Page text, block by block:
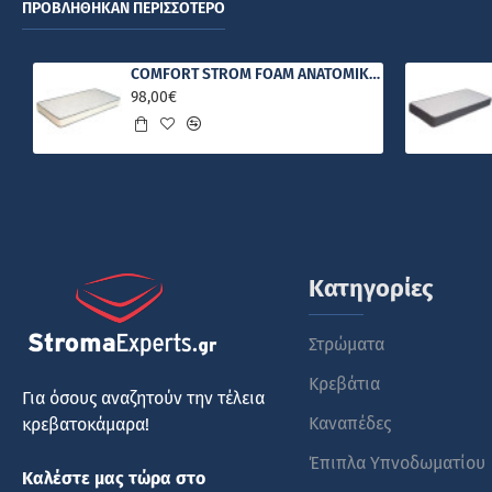
ΠΡΟΒΛΉΘΗΚΑΝ ΠΕΡΙΣΣΌΤΕΡΟ
COMFORT STROM FOAM ΑΝΑΤΟΜΙΚΟ ΣΤΡΩΜΑ
98,00€
Για όσους αναζητούν την τέλεια
κρεβατοκάμαρα!
Καλέστε μας τώρα στο
Κατηγορίες
Στρώματα
Κρεβάτια
Καναπέδες
Έπιπλα Υπνοδωματίου